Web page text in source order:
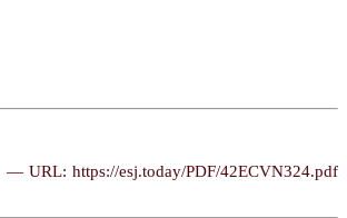
URL: https://esj.today/PDF/42ECVN324.pdf